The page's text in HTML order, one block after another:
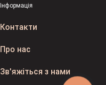
Інформація
Контакти
Про нас
Зв'яжіться з нами